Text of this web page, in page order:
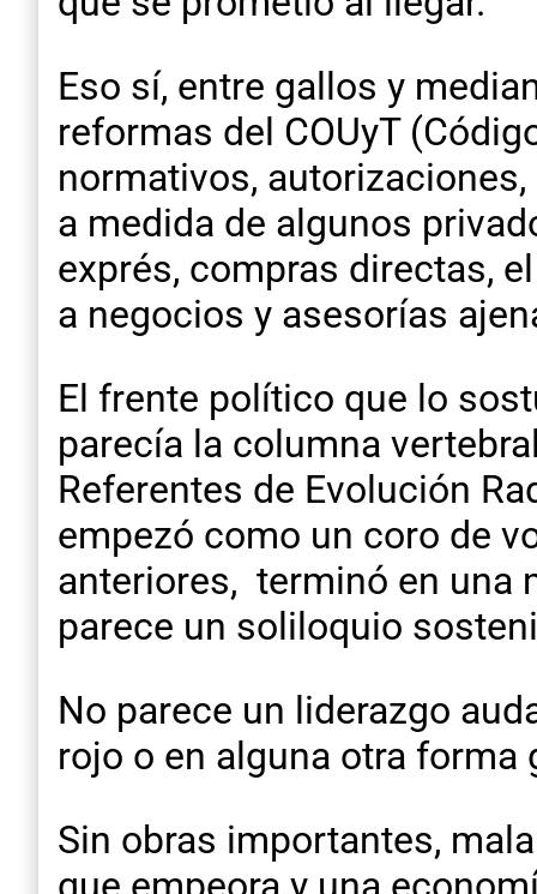
Eso sí, entre gallos y
reformas del COUyT
normativos,
a medida de algunos
exprés, compras directas,
a negocios y asesorías
El frente político que lo
parecía la columna
Referentes de Evolución
empezó como un coro de
anteriores, terminó en una
parece un soliloquio
No parece un liderazgo
rojo o en alguna otra forma
Sin obras importantes,